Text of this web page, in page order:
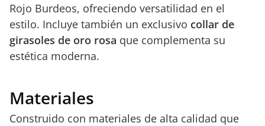
Rojo Burdeos, ofreciendo versatilidad en el
estilo. Incluye también un exclusivo collar de
girasoles de oro rosa que complementa su
estética moderna.
Materiales
Construido con materiales de alta calidad que